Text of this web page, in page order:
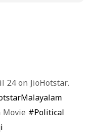
24 on JioHotstar.
Movie #Political